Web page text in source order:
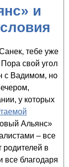
и
тебе уже
свой угол
с Вадимом, но
у которых
Альянс»
– все
родителей в
все благодаря